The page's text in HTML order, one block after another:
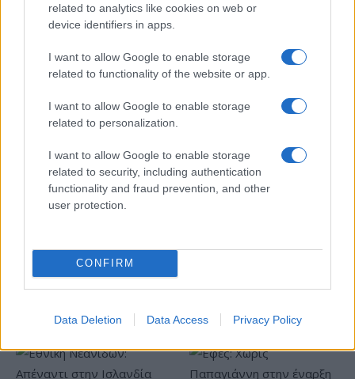
related to analytics like cookies on web or
device identifiers in apps.
I want to allow Google to enable storage
related to functionality of the website or app.
I want to allow Google to enable storage
related to personalization.
I want to allow Google to enable storage
related to security, including authentication
functionality and fraud prevention, and other
user protection.
CONFIRM
Data Deletion Data Access Privacy Policy
Media: Με ενίσχυση 8 εκατ. ευρώ σε 451 επιχειρήσεις
ξεκίνησε το πρόγραμμα στήριξης- Κάλυψη εισφορών
Η Toyota φέρνει νέα γενιά
μπαταριών για τα υβριδικά
Σε κινεζική… πολιορκία η
ευρωπαϊκή
αυτοκινητοβιομηχανία